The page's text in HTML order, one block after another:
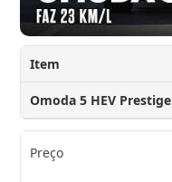
Item
Omoda 5 HEV Prestige
Preço